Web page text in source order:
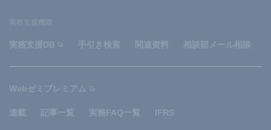
実務支援機能
実務支援DB 手引き検索 関連資料 相談部メール相談
Webゼミプレミアム
連載 記事一覧 実務FAQ一覧 IFRS